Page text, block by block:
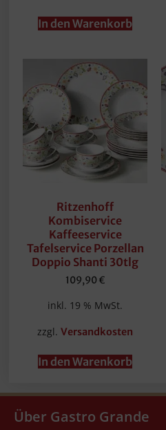
In den Warenkorb
Ritzenhoff
Kombiservice
Kaffeeservice
Tafelservice Porzellan
Doppio Shanti 30tlg
109,90 €
inkl. 19 % MwSt.
zzgl.Versandkosten
In den Warenkorb
Über Gastro Grande